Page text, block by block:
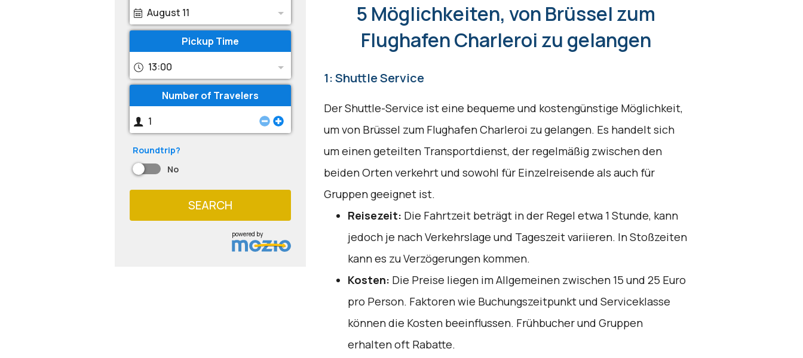
August 11
Pickup Time
13:00
Number of Travelers
Roundtrip?
No
SEARCH
powered by
5 Möglichkeiten, von Brüssel zum
Flughafen Charleroi zu gelangen
1: Shuttle Service
Der Shuttle-Service ist eine bequeme und kostengünstige Möglichkeit,
um von Brüssel zum Flughafen Charleroi zu gelangen. Es handelt sich
um einen geteilten Transportdienst, der regelmäßig zwischen den
beiden Orten verkehrt und sowohl für Einzelreisende als auch für
Gruppen geeignet ist.
Reisezeit: Die Fahrtzeit beträgt in der Regel etwa 1 Stunde, kann
jedoch je nach Verkehrslage und Tageszeit variieren. In Stoßzeiten
kann es zu Verzögerungen kommen.
Kosten: Die Preise liegen im Allgemeinen zwischen 15 und 25 Euro
pro Person. Faktoren wie Buchungszeitpunkt und Serviceklasse
können die Kosten beeinflussen. Frühbucher und Gruppen
erhalten oft Rabatte.